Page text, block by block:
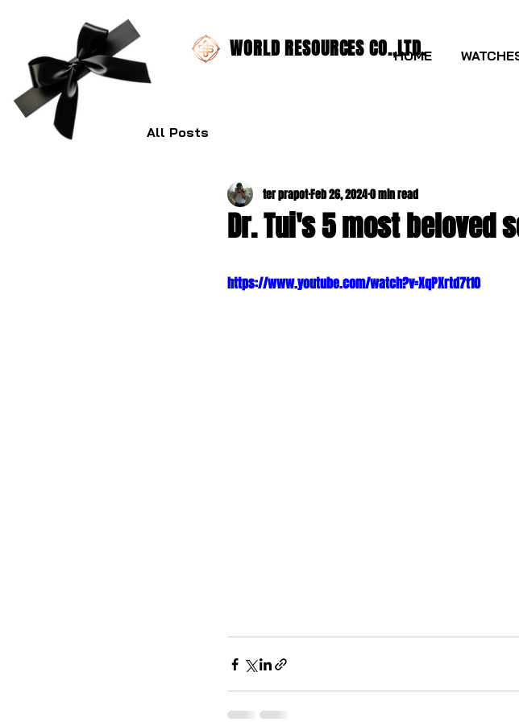
WORLD RESOURCES CO.,LTD.
HOME
All Posts
Dr. Tui's 5 most beloved
ter prapotFeb 26, 20240 min read
https://www.youtube.com/watch?v=XqPXrtd7t10